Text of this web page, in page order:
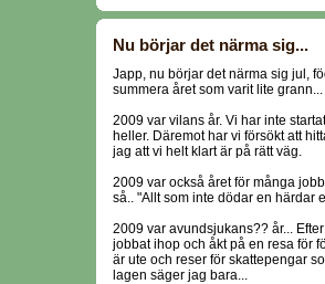
Nu börjar det närma sig...
Japp, nu börjar det närma sig jul,
summera året som varit lite grann...
2009 var vilans år. Vi har inte
heller. Däremot har vi försökt att
jag att vi helt klart är på rätt väg.
2009 var också året för många
så.. "Allt som inte dödar en härdar
2009 var avundsjukans?? år...
jobbat ihop och åkt på en resa för
är ute och reser för skattepengar
lagen säger jag bara...